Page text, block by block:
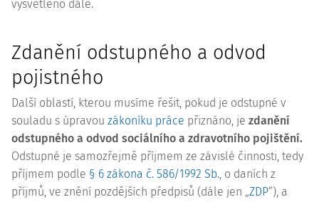
vysvětleno dále.
Zdanění odstupného a odvod
pojistného
Další oblastí, kterou musíme řešit, pokud je odstupné v
souladu s úpravou zákoníku práce přiznáno, je zdanění
odstupného a odvod sociálního a zdravotního pojištění.
Odstupné je samozřejmě příjmem ze závislé činnosti, tedy
příjmem podle § 6 zákona č. 586/1992 Sb., o daních z
příjmů, ve znění pozdějších předpisů (dále jen „ZDP“), a